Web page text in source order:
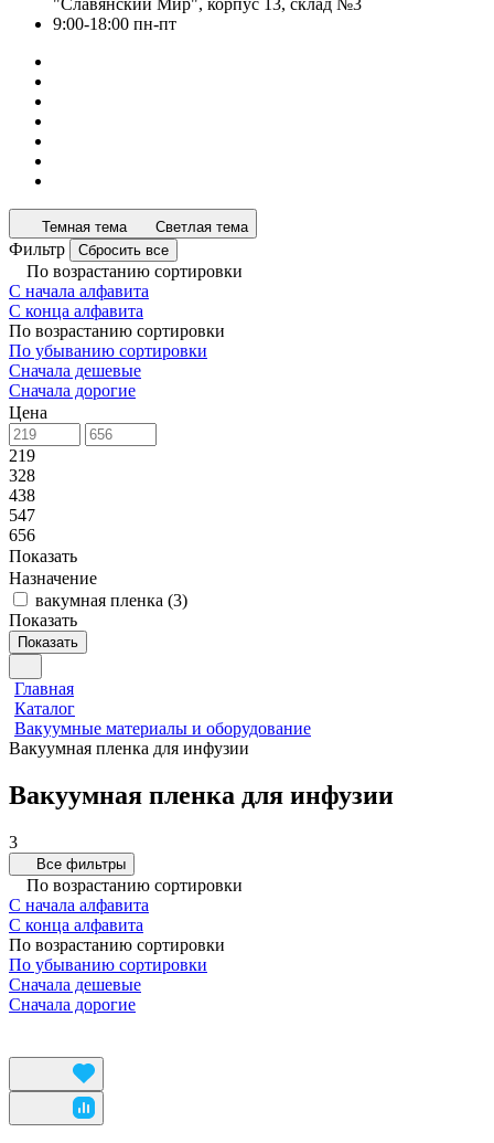
"Славянский Мир", корпус 13, склад №3
9:00-18:00 пн-пт
Темная тема Светлая тема
Фильтр Сбросить все
По возрастанию сортировки
С начала алфавита
С конца алфавита
По возрастанию сортировки
По убыванию сортировки
Сначала дешевые
Сначала дорогие
Цена
219
328
438
547
656
Показать
Назначение
вакумная пленка (3)
Показать
Показать
Главная
Каталог
Вакуумные материалы и оборудование
Вакуумная пленка для инфузии
Вакуумная пленка для инфузии
3
Все фильтры
По возрастанию сортировки
С начала алфавита
С конца алфавита
По возрастанию сортировки
По убыванию сортировки
Сначала дешевые
Сначала дорогие